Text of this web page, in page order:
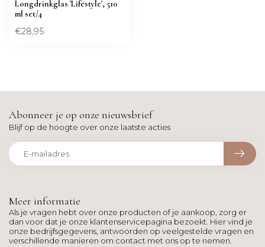
Longdrinkglas 'Lifestyle', 510
ml set/4
€28,95
Meer informatie
Als je vragen hebt over onze producten of je aankoop, zorg er
dan voor dat je onze klantenservicepagina bezoekt. Hier vind je
onze bedrijfsgegevens, antwoorden op veelgestelde vragen en
verschillende manieren om contact met ons op te nemen.
Abonneer je op onze nieuwsbrief
Blijf op de hoogte over onze laatste acties